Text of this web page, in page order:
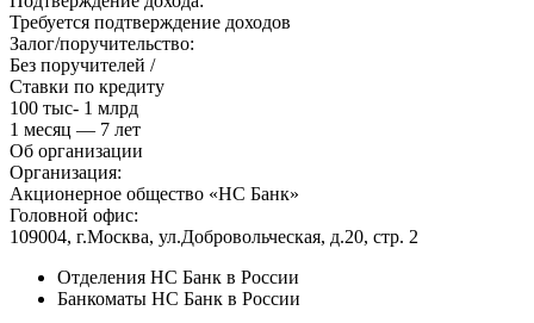
Требуется подтверждение доходов
Залог/поручительство:
Без поручителей /
Ставки по кредиту
100 тыс- 1 млрд
1 месяц — 7 лет
Об организации
Организация:
Акционерное общество «НС Банк»
Головной офис:
109004, г.Москва, ул.Добровольческая, д.20, стр. 2
Отделения НС Банк в России
Банкоматы НС Банк в России